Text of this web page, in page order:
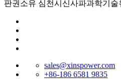
판권소유 심천시신사파과학기술
sales@xinspower.com
+86-186 6581 9835